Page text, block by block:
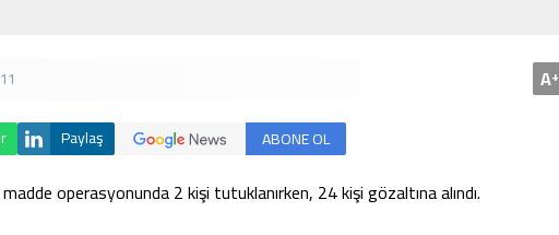
11 A+
Paylaş ABONE OL
operasyonunda 2 kişi tutuklanırken, 24 kişi gözaltına alındı.